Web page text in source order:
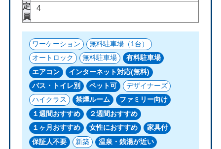
定
員
4
ワーケーション
無料駐車場（1台）
オートロック
無料駐車場
有料駐車場
エアコン
インターネット対応(無料)
バス・トイレ別
ペット可
デザイナーズ
ハイクラス
禁煙ルーム
ファミリー向け
１週間おすすめ
２週間おすすめ
１ヶ月おすすめ
女性におすすめ
家具付
保証人不要
新築
温泉・銭湯が近い